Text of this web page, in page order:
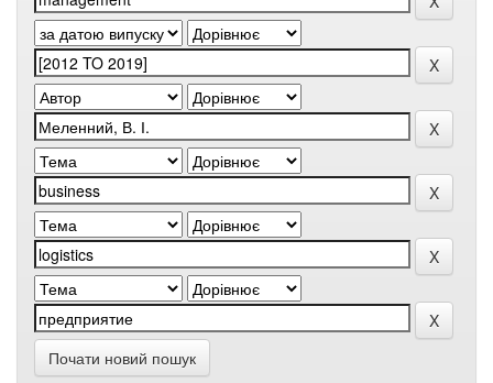
Почати новий пошук